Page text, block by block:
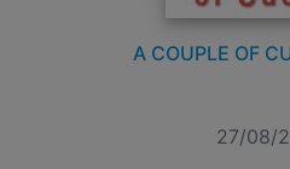
A COUPLE OF
27/08/